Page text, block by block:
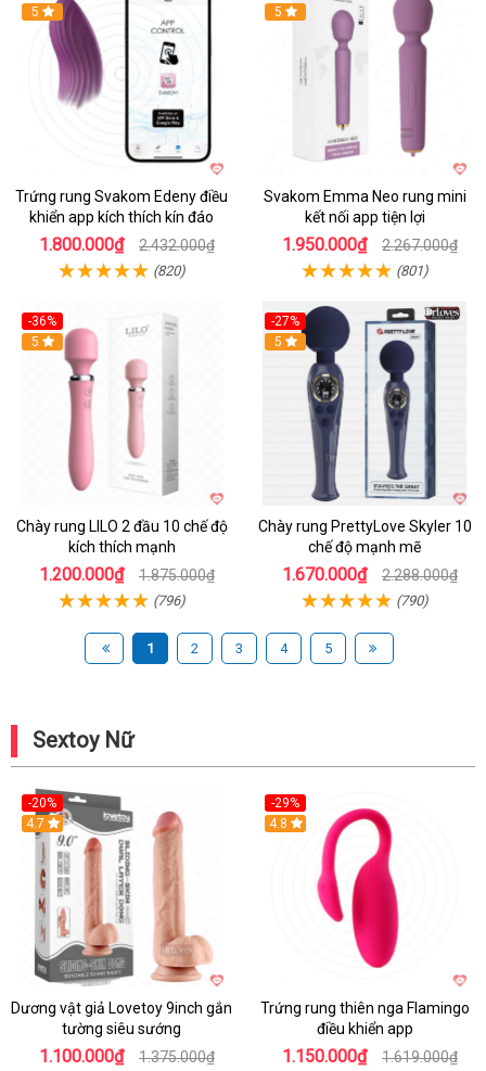
Hot
5
Trứng rung Svakom Edeny điều
khiển app kích thích kín đáo
1.800.000₫ 2.432.000₫
(820)
Hot
5
Svakom Emma Neo rung mini
kết nối app tiện lợi
1.950.000₫ 2.267.000₫
(801)
-36%
Hot
5
Chày rung LILO 2 đầu 10 chế độ
kích thích mạnh
1.200.000₫ 1.875.000₫
(796)
-27%
Hot
5
Chày rung PrettyLove Skyler 10
chế độ mạnh mẽ
1.670.000₫ 2.288.000₫
(790)
1 2 3 4 5
Sextoy Nữ
-20%
Hot
4.7
Dương vật giả Lovetoy 9inch gắn
tường siêu sướng
1.100.000₫ 1.375.000₫
-29%
Hot
4.8
Trứng rung thiên nga Flamingo
điều khiển app
1.150.000₫ 1.619.000₫